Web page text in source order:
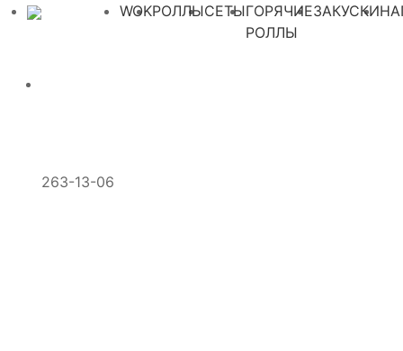
263-13-06
WOKРОЛЛЫСЕТЫГОРЯЧИЕ
РОЛЛЫ
ЗАКУСКИ